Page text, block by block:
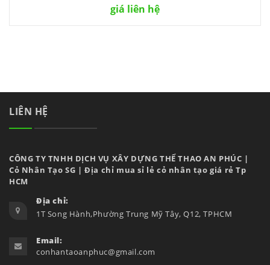
giá liên hệ
LIÊN HỆ
CÔNG TY TNHH DỊCH VỤ XÂY DỰNG THỂ THAO AN PHÚC |
Cỏ Nhân Tạo SG | Địa chỉ mua sỉ lẻ cỏ nhân tạo giá rẻ Tp
HCM
Địa chỉ:
1T Song Hành,Phường Trung Mỹ Tây, Q12, TPHCM
Email:
conhantaoanphuc@gmail.com